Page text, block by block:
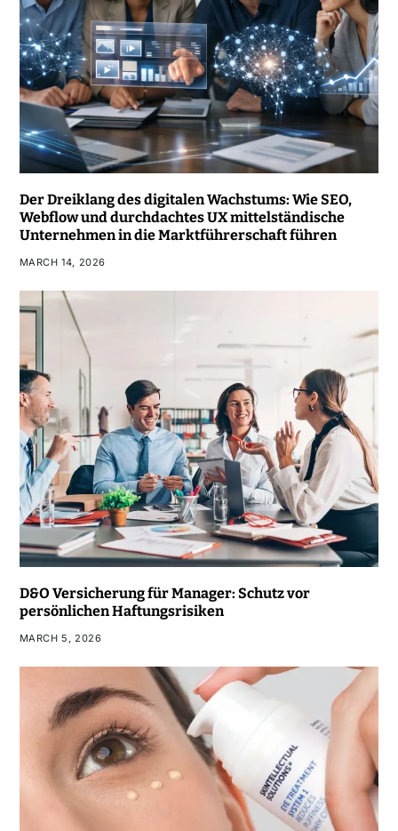
Der Dreiklang des digitalen Wachstums: Wie SEO,
Webflow und durchdachtes UX mittelständische
Unternehmen in die Marktführerschaft führen
MARCH 14, 2026
D&O Versicherung für Manager: Schutz vor
persönlichen Haftungsrisiken
MARCH 5, 2026